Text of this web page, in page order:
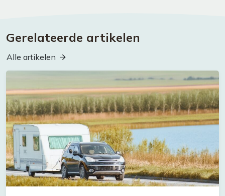
Gerelateerde artikelen
Alle artikelen